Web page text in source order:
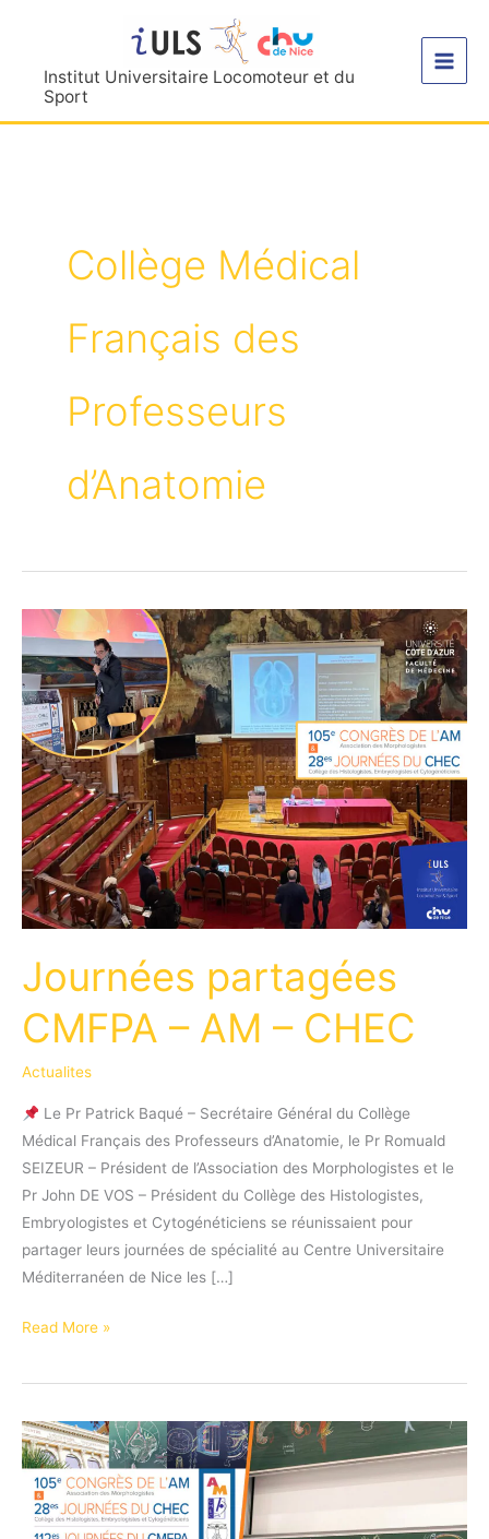
contenuInstitut Universitaire Locomoteur et du
Sport
Collège Médical
Français des
Professeurs
d’Anatomie
Journées partagées
CMFPA – AM – CHEC
Actualites
Le Pr Patrick Baqué – Secrétaire Général du Collège
Médical Français des Professeurs d’Anatomie, le Pr Romuald
SEIZEUR – Président de l’Association des Morphologistes et le
Pr John DE VOS – Président du Collège des Histologistes,
Embryologistes et Cytogénéticiens se réunissaient pour
partager leurs journées de spécialité au Centre Universitaire
Méditerranéen de Nice les […]
Journées
CMFPA
AM
–
CHEC
Read More »